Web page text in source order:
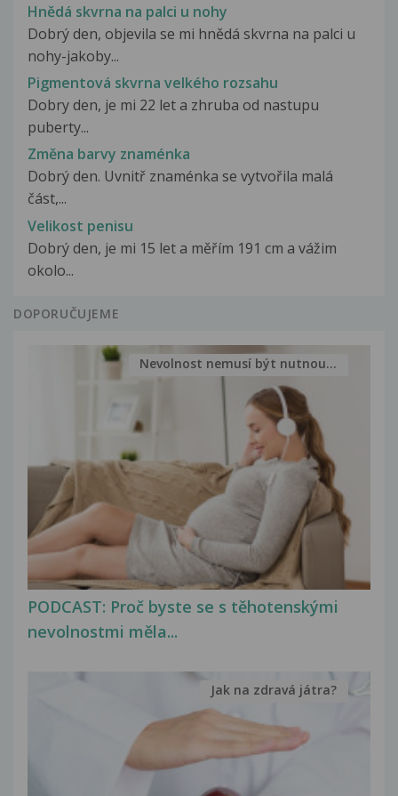
Hnědá skvrna na palci u nohy
Dobrý den, objevila se mi hnědá skvrna na palci u
nohy-jakoby...
Pigmentová skvrna velkého rozsahu
Dobry den, je mi 22 let a zhruba od nastupu
puberty...
Změna barvy znaménka
Dobrý den. Uvnitř znaménka se vytvořila malá
část,...
Velikost penisu
Dobrý den, je mi 15 let a měřím 191 cm a vážim
okolo...
DOPORUČUJEME
PODCAST: Proč byste se s těhotenskými
nevolnostmi měla...
Nevolnost nemusí být nutnou...
Jak na zdravá játra?